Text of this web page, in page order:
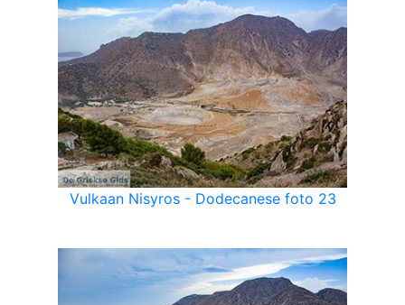
Vulkaan Nisyros - Dodecanese foto 23